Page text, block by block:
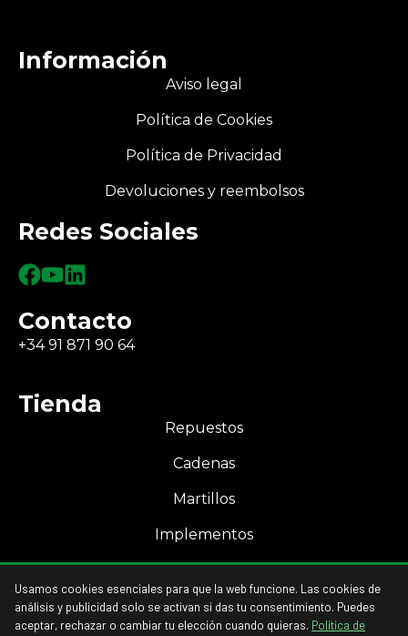
Información
Aviso legal
Política de Cookies
Política de Privacidad
Devoluciones y reembolsos
Redes Sociales
Contacto
+34 91 871 90 64
Tienda
Repuestos
Cadenas
Martillos
Implementos
Acceso a mi cuenta
Usamos cookies esenciales para que la web funcione. Las cookies de
análisis y publicidad solo se activan si das tu consentimiento. Puedes
aceptar, rechazar o cambiar tu elección cuando quieras. Política de